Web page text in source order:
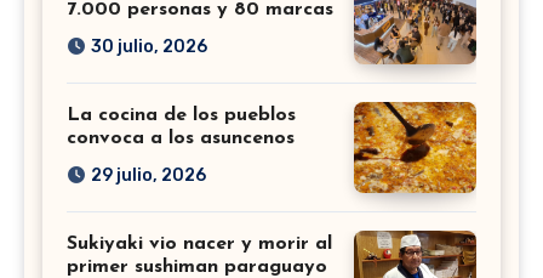
7.000 personas y 80 marcas
30 julio, 2026
La cocina de los pueblos
convoca a los asuncenos
29 julio, 2026
Sukiyaki vio nacer y morir al
primer sushiman paraguayo